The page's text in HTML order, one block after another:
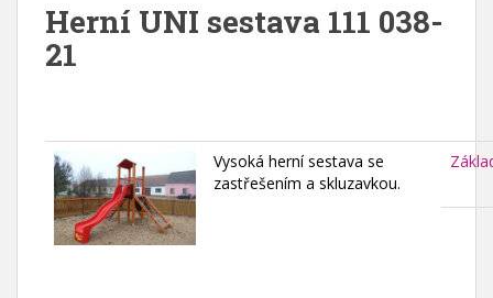
Herní UNI sestava 111 038-
21
Vysoká herní sestava se
zastřešením a skluzavkou.